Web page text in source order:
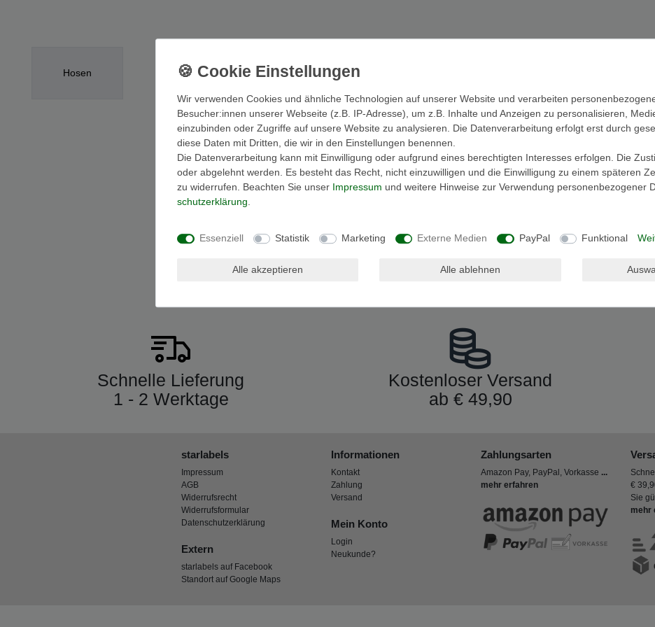
Bei Fragen zu Ihrer Bestellung
Um Ihre Anfrage rasch beantworten zu können, halten Sie bitte Ihre Kunden- oder
Auftragsnummer bereit. Sie finden beides am Lieferdokument, das Ihrer
beilag, oder in Ihrem Kundenkonto.
Bei Fragen zu einem Produkt
Bitte nennen Sie uns die Artikelnummer. Diese finden Sie auf der Produktseite.
Bekleidung
Hosen
UVP 39,95 €
11,99 € *
Schnelle Lieferung
1 - 2 Werktage
Kostenloser Versand
ab € 49,90
starlabels
Impressum
AGB
Widerrufsrecht
Widerrufsformular
Datenschutzerklärung
Extern
starlabels auf Facebook
Standort auf Google Maps
Informationen
Kontakt
Zahlung
Versand
Mein Konto
Login
Neukunde?
Zahlungsarten
Amazon Pay, PayPal, Vorkasse ...
mehr erfahren
€
Sie
mehr
Wir verwenden Cookies und ähnliche Technologien auf unserer Website und verarbeiten
Besucher:innen unserer Webseite (z.B. IP-Adresse), um z.B. Inhalte und Anzeigen zu personalisieren,
einzubinden oder Zugriffe auf unsere Website zu analysieren. Die Datenverarbeitung erfolgt erst durch
diese Daten mit Dritten, die wir in den Einstellungen benennen.
Die Datenverarbeitung kann mit Einwilligung oder aufgrund eines berechtigten Interesses erfolgen. Die
oder abgelehnt werden. Es besteht das Recht, nicht einzuwilligen und die Einwilligung zu einem späteren
zu widerrufen. Beachten Sie unser Impressum und weitere Hinweise zur Verwendung personenbezogener
schutz­erklärung
Essenziell Statistik Marketing Externe Medien PayPal Funktional
Alle akzeptieren Alle ablehnen